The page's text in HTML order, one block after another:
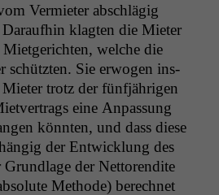
Ver­mi­eter abschlägig
klagten die Mieter
welche die
schützten. Sie erwogen ins­
Mieter trotz der fün­fjähri­gen
eine Anpas­sung
kön­nten, und dass diese
der Entwick­lung des
Grund­lage der Net­toren­dite
Meth­ode) berech­net